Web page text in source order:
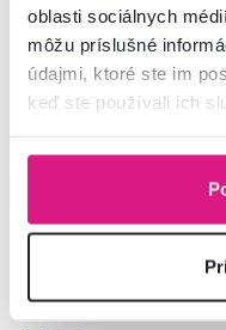
oblasti sociálnych
môžu príslušné
údajmi, ktoré ste im
keď ste používali ich
5,0 5
drevo, MODAN TYP 2
12,90 € -